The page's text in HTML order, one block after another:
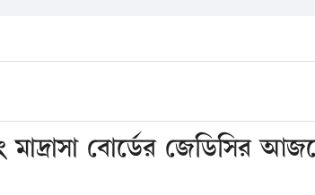
মাদ্রাসা বোর্ডের জেডিসির